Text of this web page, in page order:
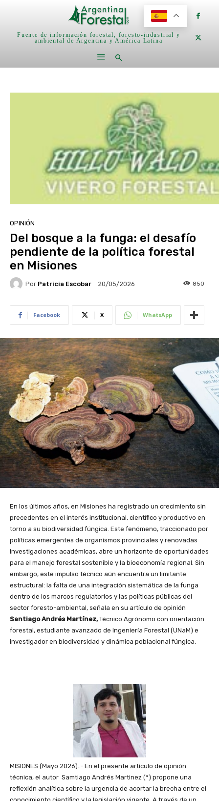
Fuente de información forestal, foresto-industrial y
ambiental de Argentina y América Latina
OPINIÓN
Del bosque a la funga: el desafío
pendiente de la política forestal
en Misiones
Por Patricia Escobar 20/05/2026 850
Facebook X WhatsApp
En los últimos años, en Misiones ha registrado un crecimiento sin
precedentes en el interés institucional, científico y productivo en
torno a su biodiversidad fúngica. Este fenómeno, traccionado por
políticas emergentes de organismos provinciales y renovadas
investigaciones académicas, abre un horizonte de oportunidades
para el manejo forestal sostenible y la bioeconomía regional. Sin
embargo, este impulso técnico aún encuentra un limitante
estructural: la falta de una integración sistemática de la funga
dentro de los marcos regulatorios y las políticas públicas del
sector foresto-ambiental, señala en su artículo de opinión
Santiago Andrés Martínez,Técnico Agrónomo con orientación
forestal, estudiante avanzado de Ingeniería Forestal (UNaM) e
investigador en biodiversidad y dinámica poblacional fúngica.
MISIONES (Mayo 2026)..- En el presente artículo de opinión
técnica, el autor Samtiago Andrés Martinez (*) propone una
reflexión analítica sobre la urgencia de acortar la brecha entre el